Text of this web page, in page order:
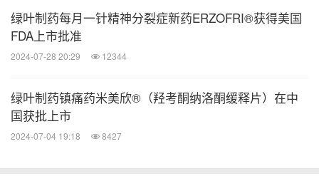
有研发中心，拥有超过30个中国在研药物和10多个海
外在研药物，在中枢神经和肿瘤领域已有多个创新制
剂和创新药在欧洲、美国、日本开展注册及临床研
递送技术领域达到国际先进水平，在新分子实体、生
物抗体领域收获多项创新成果，并在细胞治疗、基因
绿叶制药每月一针精神分裂症新药ERZOFRI®获得美国
FDA上市批准
2024-07-28 20:29 12344
绿叶制药镇痛药米美欣®（羟考酮纳洛酮缓释片）在中
国获批上市
2024-07-04 19:18 8427